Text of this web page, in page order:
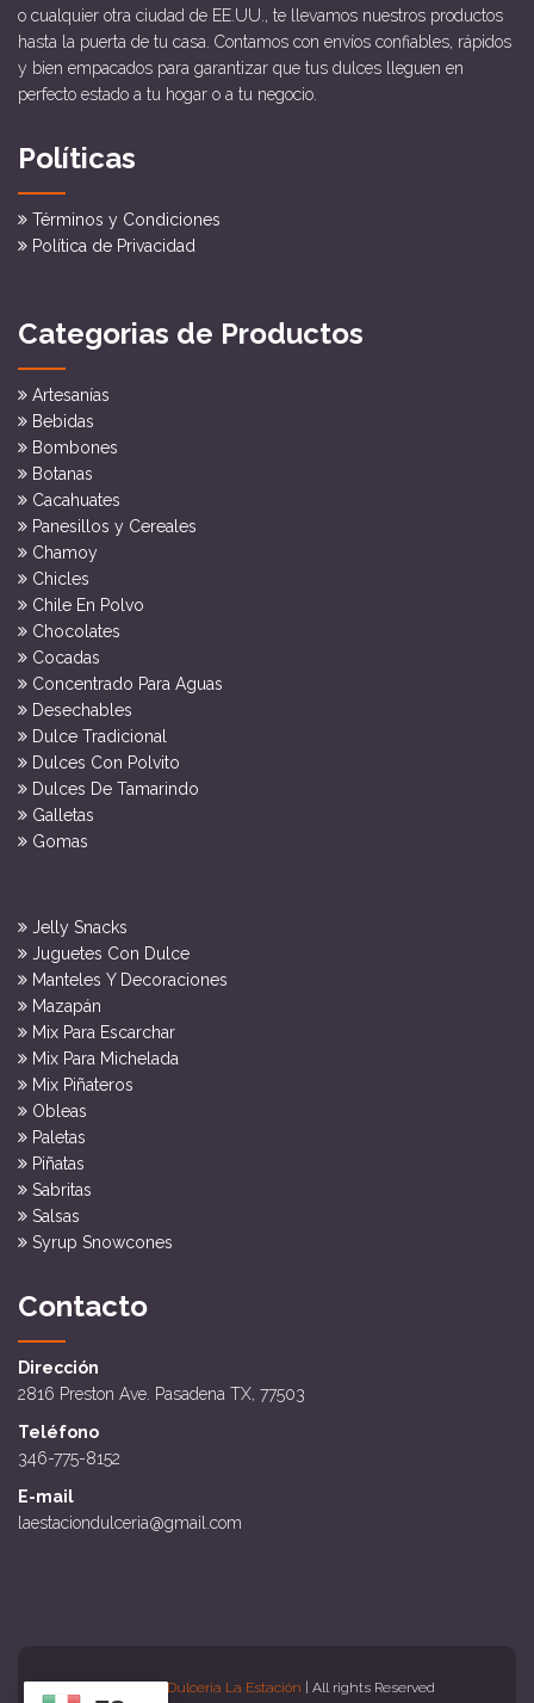
o cualquier otra ciudad de EE.UU., te llevamos nuestros productos
hasta la puerta de tu casa. Contamos con envíos confiables, rápidos
y bien empacados para garantizar que tus dulces lleguen en
perfecto estado a tu hogar o a tu negocio.
Políticas
Términos y Condiciones
Política de Privacidad
Categorias de Productos
Artesanías
Bebidas
Bombones
Botanas
Cacahuates
Panesillos y Cereales
Chamoy
Chicles
Chile En Polvo
Chocolates
Cocadas
Concentrado Para Aguas
Desechables
Dulce Tradicional
Dulces Con Polvito
Dulces De Tamarindo
Galletas
Gomas
Jelly Snacks
Juguetes Con Dulce
Manteles Y Decoraciones
Mazapán
Mix Para Escarchar
Mix Para Michelada
Mix Piñateros
Obleas
Paletas
Piñatas
Sabritas
Salsas
Syrup Snowcones
Contacto
Dirección
2816 Preston Ave. Pasadena TX, 77503
Teléfono
346-775-8152
E-mail
laestaciondulceria@gmail.com
CopyrightDulceria La Estación | All rights Reserved